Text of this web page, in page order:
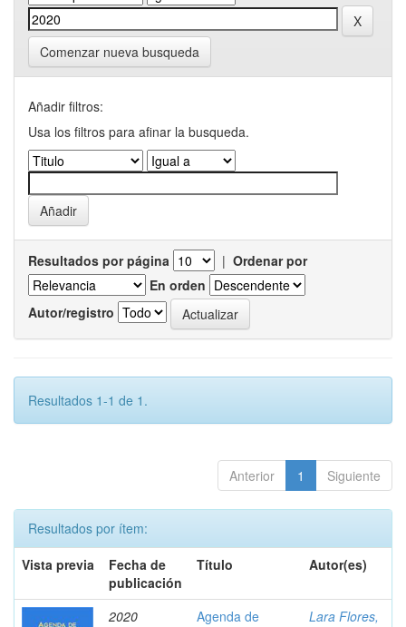
Comenzar nueva busqueda
Añadir filtros:
Usa los filtros para afinar la busqueda.
Resultados por página | Ordenar por
En orden
Autor/registro
Resultados 1-1 de 1.
Anterior 1 Siguiente
Resultados por ítem:
Vista previa
Fecha de
publicación
Título Autor(es)
2020
Agenda de
Lara Flores,